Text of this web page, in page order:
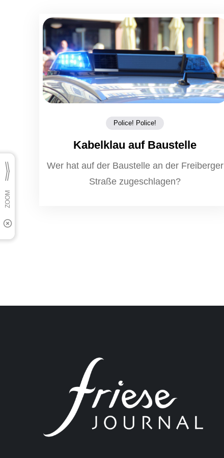
Police! Police!
Kabelklau auf Baustelle
Wer hat auf der Baustelle an der Freiberger
Straße zugeschlagen?